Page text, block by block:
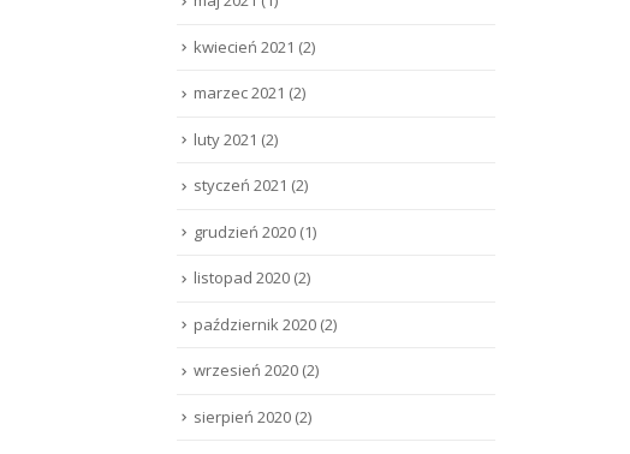
kwiecień 2021 (2)
marzec 2021 (2)
luty 2021 (2)
styczeń 2021 (2)
grudzień 2020 (1)
listopad 2020 (2)
październik 2020 (2)
wrzesień 2020 (2)
sierpień 2020 (2)